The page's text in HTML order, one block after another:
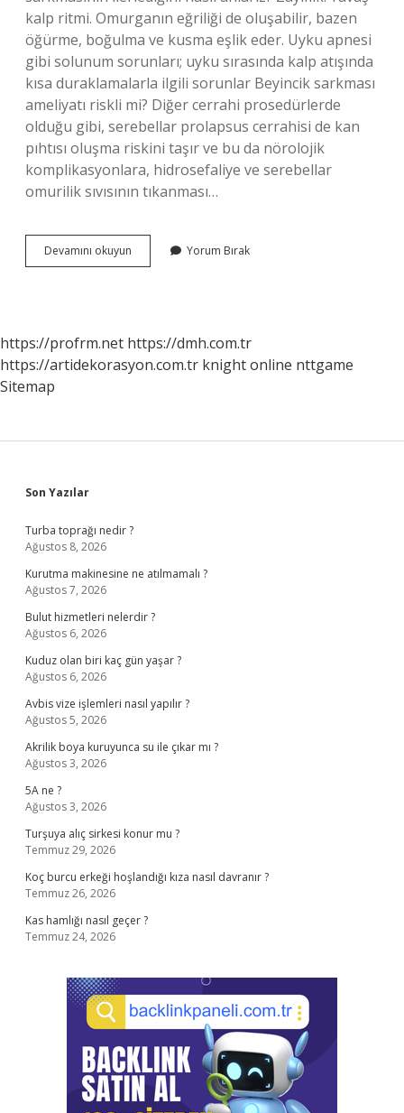
kalp ritmi. Omurganın eğriliği de oluşabilir, bazen
öğürme, boğulma ve kusma eşlik eder. Uyku apnesi
gibi solunum sorunları; uyku sırasında kalp atışında
kısa duraklamalarla ilgili sorunlar Beyincik sarkması
ameliyatı riskli mi? Diğer cerrahi prosedürlerde
olduğu gibi, serebellar prolapsus cerrahisi de kan
pıhtısı oluşma riskini taşır ve bu da nörolojik
komplikasyonlara, hidrosefaliye ve serebellar
omurilik sıvısının tıkanması…
Devamını okuyun Beyincik
Sarkması
Yorum Bırak
https://profrm.net https://dmh.com.tr
https://artidekorasyon.com.tr knight online nttgame
Sitemap
Sidebar
Son Yazılar
Turba toprağı nedir ?
Ağustos 8, 2026
Kurutma makinesine ne atılmamalı ?
Ağustos 7, 2026
Bulut hizmetleri nelerdir ?
Ağustos 6, 2026
Kuduz olan biri kaç gün yaşar ?
Ağustos 6, 2026
Avbis vize işlemleri nasıl yapılır ?
Ağustos 5, 2026
Akrilik boya kuruyunca su ile çıkar mı ?
Ağustos 3, 2026
5A ne ?
Ağustos 3, 2026
Turşuya alıç sirkesi konur mu ?
Temmuz 29, 2026
Koç burcu erkeği hoşlandığı kıza nasıl davranır ?
Temmuz 26, 2026
Kas hamlığı nasıl geçer ?
Temmuz 24, 2026